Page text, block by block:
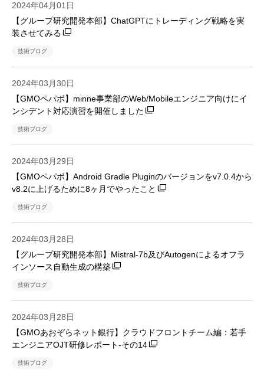
2024年04月01日
【グループ研究開発本部】ChatGPTにトレーディング戦略を実
装させてみる
技術ブログ
2024年03月30日
【GMOペパボ】minne事業部のWeb/Mobileエンジニア向けにイ
ンシデント対応演習を開催しました
技術ブログ
2024年03月29日
【GMOペパボ】Android Gradle Pluginのバージョンをv7.0.4から
v8.2に上げるために8ヶ月でやったこと
技術ブログ
2024年03月28日
【グループ研究開発本部】Mistral-7b及びAutogenによるオフラ
インソース自動生成の構築
技術ブログ
2024年03月28日
【GMOあおぞらネット銀行】クラウドフロントチーム編：若手
エンジニアOJT研修レポート-その14
技術ブログ